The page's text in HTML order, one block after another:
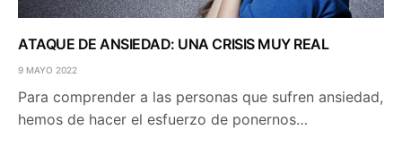
ATAQUE DE ANSIEDAD: UNA CRISIS MUY REAL
9 MAYO 2022
Para comprender a las personas que sufren ansiedad,
hemos de hacer el esfuerzo de ponernos…